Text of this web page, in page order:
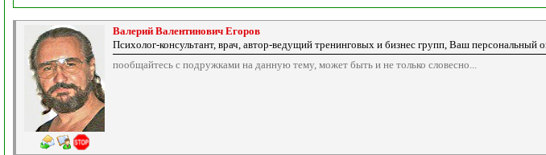
Валерий Валентинович Егоров
Психолог-консультант, врач, автор-ведущий тренинговых и бизнес групп, Ваш
пообщайтесь с подружками на данную тему, может быть и не только словесно...